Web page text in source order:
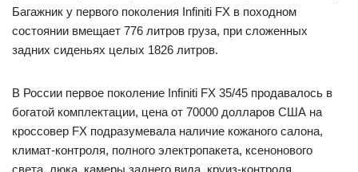
Багажник у первого поколения Infiniti FX в походном
состоянии вмещает 776 литров груза, при сложенных
задних сиденьях целых 1826 литров.
В России первое поколение Infiniti FX 35/45 продавалось в
богатой комплектации, цена от 70000 долларов США на
кроссовер FX подразумевала наличие кожаного салона,
климат-контроля, полного электропакета, ксенонового
света, люка, камеры заднего вида, круиз-контроля,